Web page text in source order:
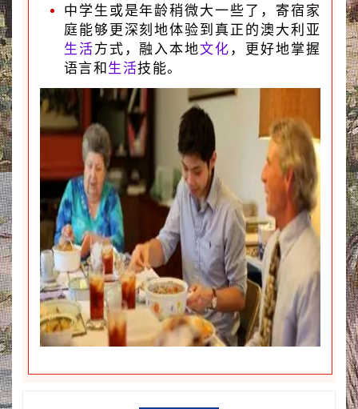
中学生或是年龄稍微大一些了， 寄宿家
庭能够更深刻地体验到真正的澳大利亚
生活方式，融入本地文化 ，更好地掌握
语言和 生活技能。